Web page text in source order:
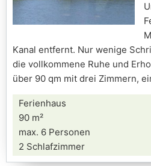
Kanal entfernt. Nur wenige
die vollkommene Ruhe und
über 90 qm mit drei Zimmern,
Ferienhaus
90 m²
max. 6 Personen
2 Schlafzimmer